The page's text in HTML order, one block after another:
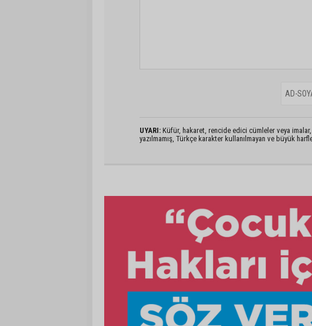
UYARI: Küfür, hakaret, rencide edici cümleler veya
yazılmamış, Türkçe karakter kullanılmayan ve büyük